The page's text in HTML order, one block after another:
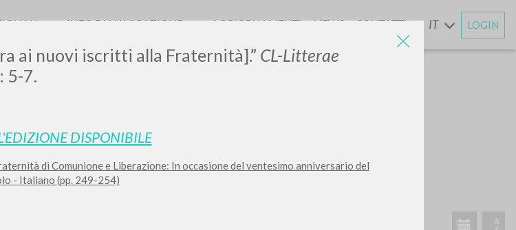
ai nuovi iscritti alla Fraternità].” CL-Litterae
5-7.
DISPONIBILE
di Comunione e Liberazione: In occasione del ventesimo anniversario del
- Italiano (pp. 249-254)
INFO DI NAVIGAZIONE AGGIORNAMENTIENEWS CONTATTI IT LOGIN
Utilizza laRICERCA AVANZATA »